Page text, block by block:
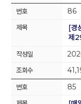
86
[경
제
85